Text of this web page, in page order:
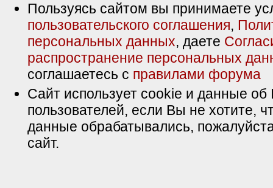
Пользуясь сайтом вы принимаете
пользовательского соглашения,
персональных данных, даете
распространение персональных
соглашаетесь с правилами форума
Сайт использует cookie и данные об
пользователей, если Вы не хотите,
данные обрабатывались,
сайт.